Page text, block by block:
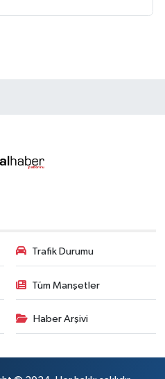
Trafik Durumu
Tüm Manşetler
Haber Arşivi